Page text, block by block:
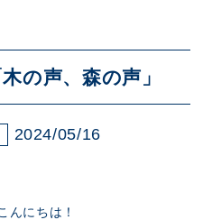
の声、森の声」
2024/05/16
んにちは！